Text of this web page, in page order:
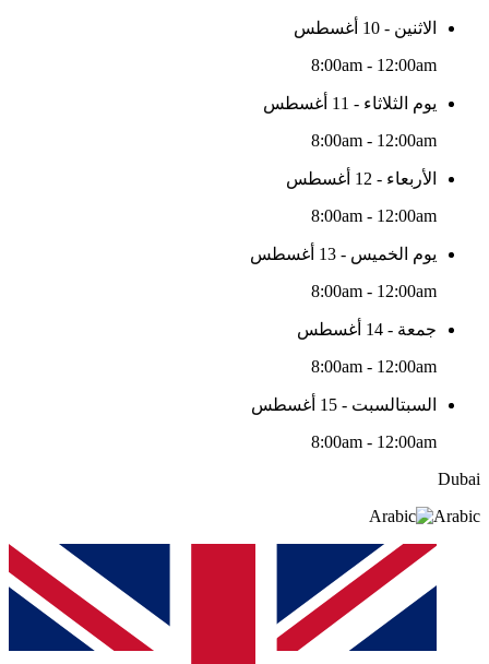
الاثنين - 10 أغسطس
8:00am - 12:00am
يوم الثلاثاء - 11 أغسطس
8:00am - 12:00am
الأربعاء - 12 أغسطس
8:00am - 12:00am
يوم الخميس - 13 أغسطس
8:00am - 12:00am
جمعة - 14 أغسطس
8:00am - 12:00am
السبتالسبت - 15 أغسطس
8:00am - 12:00am
Dubai
Arabic